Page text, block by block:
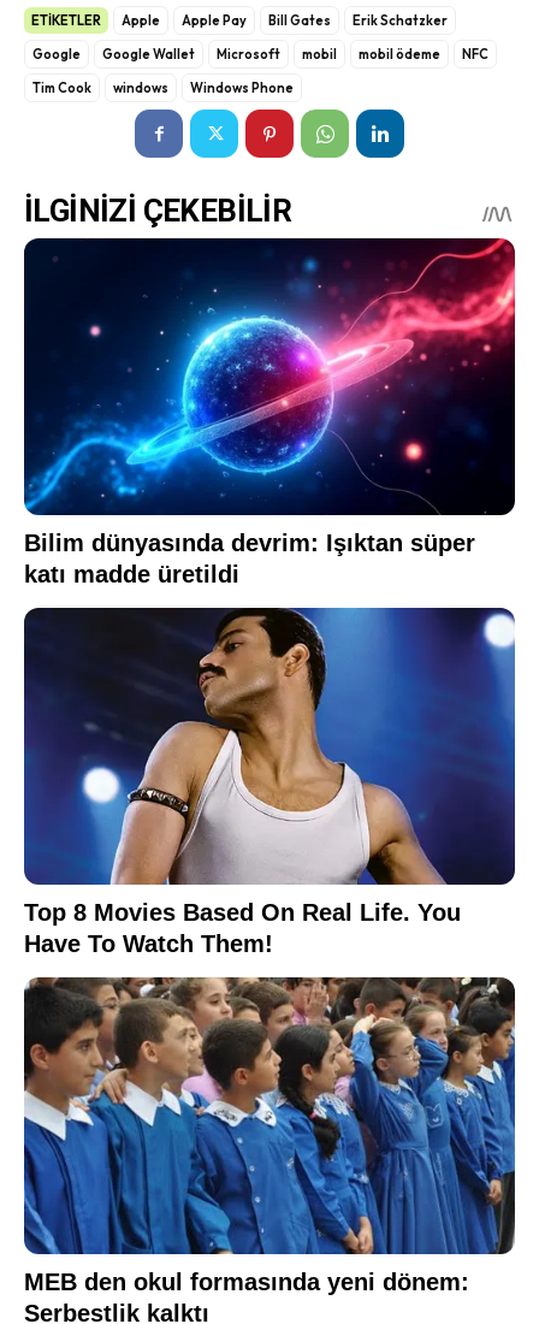
ETİKETLER Apple Apple Pay Bill Gates
Erik Schatzker
Google
Google Wallet Microsoft mobil mobil ödeme
NFC
Tim Cook
windows Windows Phone